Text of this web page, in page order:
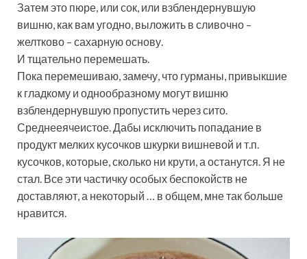
Затем это пюре, или сок, или взблендернувшую
вишню, как вам угодно, выложить в сливочно –
желтково – сахарную основу.
И тщательно перемешать.
Пока перемешиваю, замечу, что гурманы, привыкшие
к гладкому и однообразному могут вишню
взблендернувшую пропустить через сито.
Среднееячеистое. Дабы исключить попадание в
продукт мелких кусочков шкурки вишневой и т.п.
кусочков, которые, сколько ни крути, а останутся. Я не
стал. Все эти частичку особых беспокойств не
доставляют, а некоторый … в общем, мне так больше
нравится.